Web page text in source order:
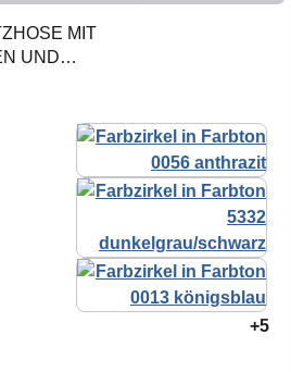
MIT
UND
+5